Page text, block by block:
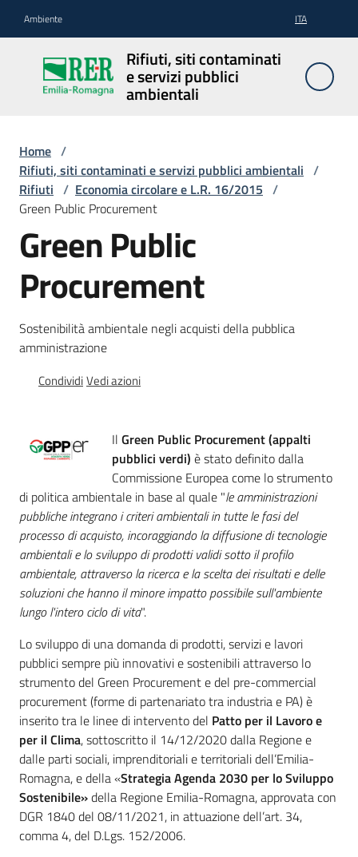
Ambiente ITA
Rifiuti, siti contaminati
e servizi pubblici
ambientali
Rifiuti, siti
contaminati
e servizi
Rifiuti
Siti
contaminati
Servizi
acqua/rifiuti
Comunicazione
Piani,
progetti
e
banche
dati
Ambiente
Argomenti
Novità
Servizi
Home /
Rifiuti, siti contaminati e servizi pubblici ambientali /
Rifiuti / Economia circolare e L.R. 16/2015 /
Green Public Procurement
Green Public
Procurement
Sostenibilità ambientale negli acquisti della pubblica
amministrazione
CondividiVedi azioni
Il Green Public Procurement (appalti
pubblici verdi) è stato definito dalla
Commissione Europea come lo strumento
di politica ambientale in base al quale "le amministrazioni
pubbliche integrano i criteri ambientali in tutte le fasi del
processo di acquisto, incoraggiando la diffusione di tecnologie
ambientali e lo sviluppo di prodotti validi sotto il profilo
ambientale, attraverso la ricerca e la scelta dei risultati e delle
soluzioni che hanno il minore impatto possibile sull'ambiente
lungo l'intero ciclo di vita".
Lo sviluppo di una domanda di prodotti, servizi e lavori
pubblici sempre più innovativi e sostenibili attraverso lo
strumento del Green Procurement e del pre-commercial
procurement (forme di partenariato tra industria e PA) è
inserito tra le linee di intervento del Patto per il Lavoro e
per il Clima, sottoscritto il 14/12/2020 dalla Regione e
dalle parti sociali, imprenditoriali e territoriali dell’Emilia-
Romagna, e della «Strategia Agenda 2030 per lo Sviluppo
Sostenibile»della Regione Emilia-Romagna, approvata con
DGR 1840 del 08/11/2021, in attuazione dell’art. 34,
comma 4, del D.Lgs. 152/2006.